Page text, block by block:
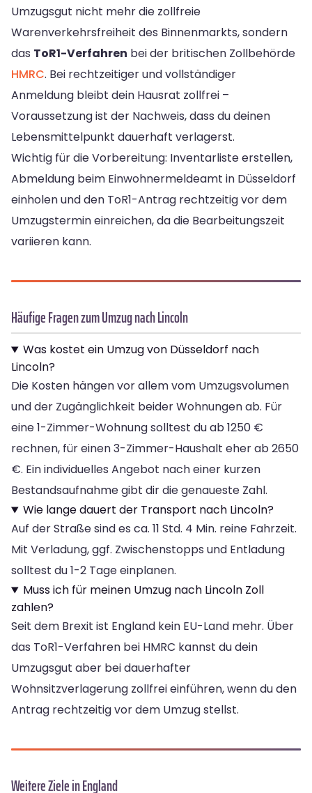
Umzugsgut nicht mehr die zollfreie
Warenverkehrsfreiheit des Binnenmarkts, sondern
das ToR1-Verfahren bei der britischen Zollbehörde
HMRC. Bei rechtzeitiger und vollständiger
Anmeldung bleibt dein Hausrat zollfrei –
Voraussetzung ist der Nachweis, dass du deinen
Lebensmittelpunkt dauerhaft verlagerst.
Wichtig für die Vorbereitung: Inventarliste erstellen,
Abmeldung beim Einwohnermeldeamt in Düsseldorf
einholen und den ToR1-Antrag rechtzeitig vor dem
Umzugstermin einreichen, da die Bearbeitungszeit
variieren kann.
Häufige Fragen zum Umzug nach Lincoln
Was kostet ein Umzug von Düsseldorf nach
Lincoln?
Die Kosten hängen vor allem vom Umzugsvolumen
und der Zugänglichkeit beider Wohnungen ab. Für
eine 1-Zimmer-Wohnung solltest du ab 1250 €
rechnen, für einen 3-Zimmer-Haushalt eher ab 2650
€. Ein individuelles Angebot nach einer kurzen
Bestandsaufnahme gibt dir die genaueste Zahl.
Wie lange dauert der Transport nach Lincoln?
Auf der Straße sind es ca. 11 Std. 4 Min. reine Fahrzeit.
Mit Verladung, ggf. Zwischenstopps und Entladung
solltest du 1-2 Tage einplanen.
Muss ich für meinen Umzug nach Lincoln Zoll
zahlen?
Seit dem Brexit ist England kein EU-Land mehr. Über
das ToR1-Verfahren bei HMRC kannst du dein
Umzugsgut aber bei dauerhafter
Wohnsitzverlagerung zollfrei einführen, wenn du den
Antrag rechtzeitig vor dem Umzug stellst.
Weitere Ziele in England